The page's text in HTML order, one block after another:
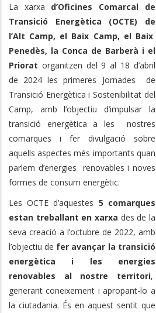
La xarxa d’Oficines Comarcal de
Transició Energètica (OCTE) de
l’Alt Camp, el Baix Camp, el Baix
Penedès, la Conca de Barberà i el
Priorat organitzen del 9 al 18 d’abril
de 2024 les primeres Jornades de
Transició Energètica i Sostenibilitat del
Camp, amb l’objectiu d’impulsar la
transició energètica a les nostres
comarques i fer divulgació sobre
aquells aspectes més importants quan
parlem d’energies renovables i noves
formes de consum energètic.
Les OCTE d’aquestes 5 comarques
estan treballant en xarxa des de la
seva creació a l’octubre de 2022, amb
l’objectiu de fer avançar la transició
energètica i les energies
renovables al nostre territori,
generant coneixement i apropant-lo a
la ciutadania. És en aquest sentit que